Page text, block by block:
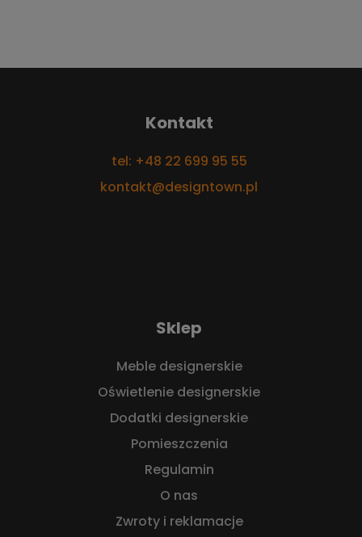
Kontakt
tel: +48 22 699 95 55
kontakt@designtown.pl
Sklep
Meble designerskie
Oświetlenie designerskie
Dodatki designerskie
Pomieszczenia
Regulamin
O nas
Zwroty i reklamacje